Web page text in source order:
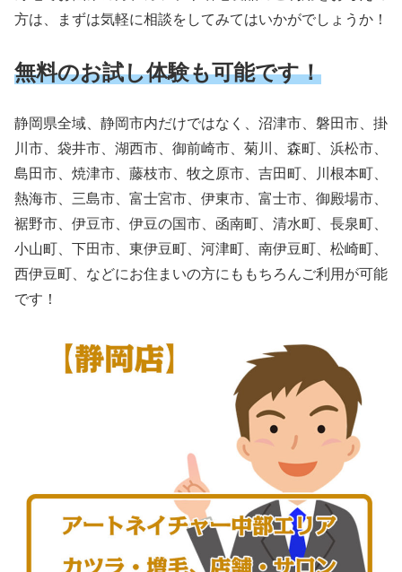
方は、まずは気軽に相談をしてみてはいかがでしょうか！
無料のお試し体験も可能です！
静岡県全域、静岡市内だけではなく、沼津市、磐田市、掛
川市、袋井市、湖西市、御前崎市、菊川、森町、浜松市、
島田市、焼津市、藤枝市、牧之原市、吉田町、川根本町、
熱海市、三島市、富士宮市、伊東市、富士市、御殿場市、
裾野市、伊豆市、伊豆の国市、函南町、清水町、長泉町、
小山町、下田市、東伊豆町、河津町、南伊豆町、松崎町、
西伊豆町、などにお住まいの方にももちろんご利用が可能
です！